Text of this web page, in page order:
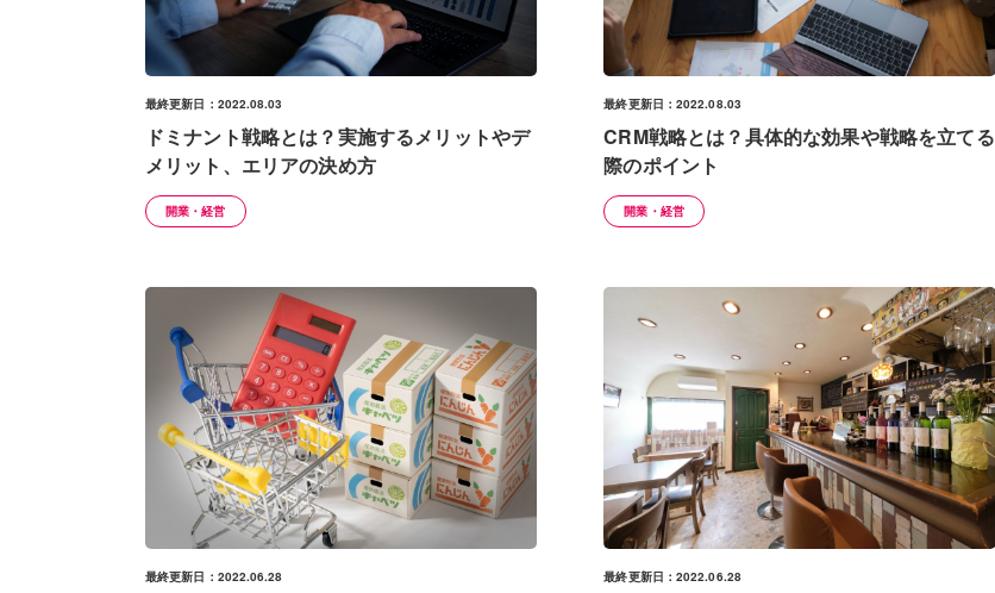
最終更新日：2022.08.03
ドミナント戦略とは？実施するメリットやデ
メリット、エリアの決め方
開業・経営
最終更新日：2022.08.03
CRM戦略とは？具体的な効果や戦略を立てる
際のポイント
開業・経営
最終更新日：2022.06.28 最終更新日：2022.06.28